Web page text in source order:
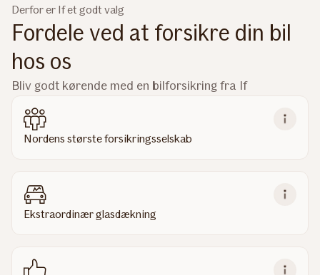
Derfor er If et godt valg
Fordele ved at forsikre din bil
hos os
Bliv godt kørende med en bilforsikring fra If
Nordens største forsikringsselskab
Ekstraordinær glasdækning